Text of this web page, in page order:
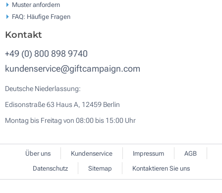
Muster anfordern
FAQ: Häufige Fragen
Kontakt
+49 (0) 800 898 9740
kundenservice@giftcampaign.com
Deutsche Niederlassung:
Edisonstraße 63 Haus A, 12459 Berlin
Montag bis Freitag von 08:00 bis 15:00 Uhr
Über uns Kundenservice Impressum
AGB
Datenschutz
Sitemap Kontaktieren Sie uns